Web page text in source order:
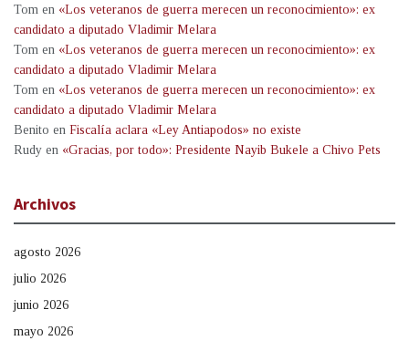
Tom en «Los veteranos de guerra merecen un reconocimiento»: ex
candidato a diputado Vladimir Melara
Tom en «Los veteranos de guerra merecen un reconocimiento»: ex
candidato a diputado Vladimir Melara
Tom en «Los veteranos de guerra merecen un reconocimiento»: ex
candidato a diputado Vladimir Melara
Benito en Fiscalía aclara «Ley Antiapodos» no existe
Rudy en «Gracias, por todo»: Presidente Nayib Bukele a Chivo Pets
Archivos
agosto 2026
julio 2026
junio 2026
mayo 2026